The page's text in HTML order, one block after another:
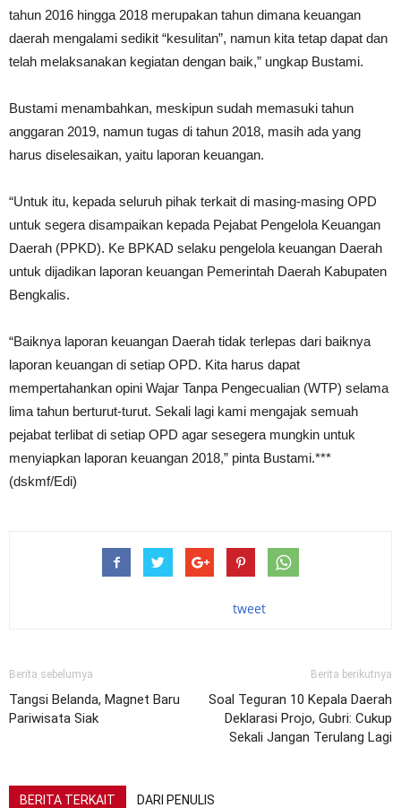
tahun 2016 hingga 2018 merupakan tahun dimana keuangan
daerah mengalami sedikit “kesulitan”, namun kita tetap dapat dan
telah melaksanakan kegiatan dengan baik,” ungkap Bustami.
Bustami menambahkan, meskipun sudah memasuki tahun
anggaran 2019, namun tugas di tahun 2018, masih ada yang
harus diselesaikan, yaitu laporan keuangan.
“Untuk itu, kepada seluruh pihak terkait di masing-masing OPD
untuk segera disampaikan kepada Pejabat Pengelola Keuangan
Daerah (PPKD). Ke BPKAD selaku pengelola keuangan Daerah
untuk dijadikan laporan keuangan Pemerintah Daerah Kabupaten
Bengkalis.
“Baiknya laporan keuangan Daerah tidak terlepas dari baiknya
laporan keuangan di setiap OPD. Kita harus dapat
mempertahankan opini Wajar Tanpa Pengecualian (WTP) selama
lima tahun berturut-turut. Sekali lagi kami mengajak semuah
pejabat terlibat di setiap OPD agar sesegera mungkin untuk
menyiapkan laporan keuangan 2018,” pinta Bustami.***
(dskmf/Edi)
tweet
Berita sebelumya
Tangsi Belanda, Magnet Baru
Pariwisata Siak
Berita berikutnya
Soal Teguran 10 Kepala Daerah
Deklarasi Projo, Gubri: Cukup
Sekali Jangan Terulang Lagi
BERITA TERKAIT DARI PENULIS